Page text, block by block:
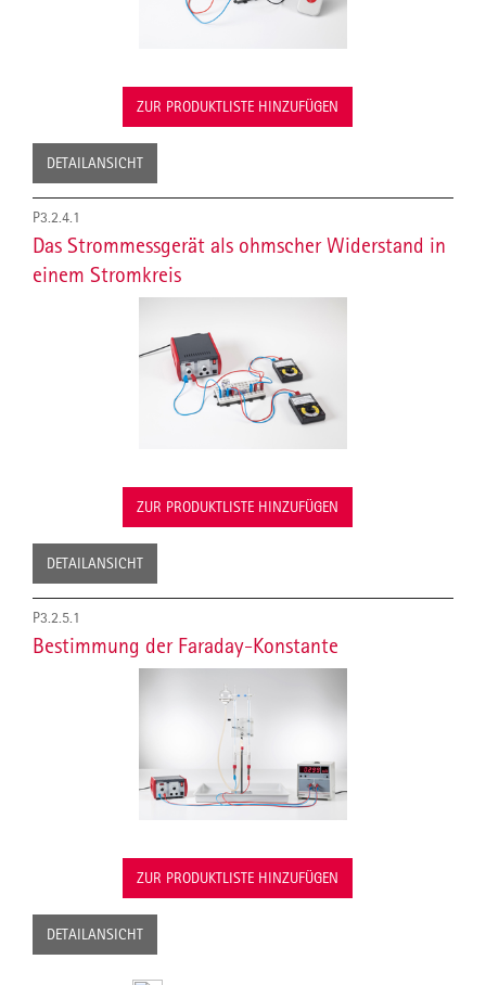
ZUR PRODUKTLISTE HINZUFÜGEN
DETAILANSICHT
P3.2.4.1
Das Strommessgerät als ohmscher Widerstand in
einem Stromkreis
ZUR PRODUKTLISTE HINZUFÜGEN
DETAILANSICHT
P3.2.5.1
Bestimmung der Faraday-Konstante
ZUR PRODUKTLISTE HINZUFÜGEN
DETAILANSICHT